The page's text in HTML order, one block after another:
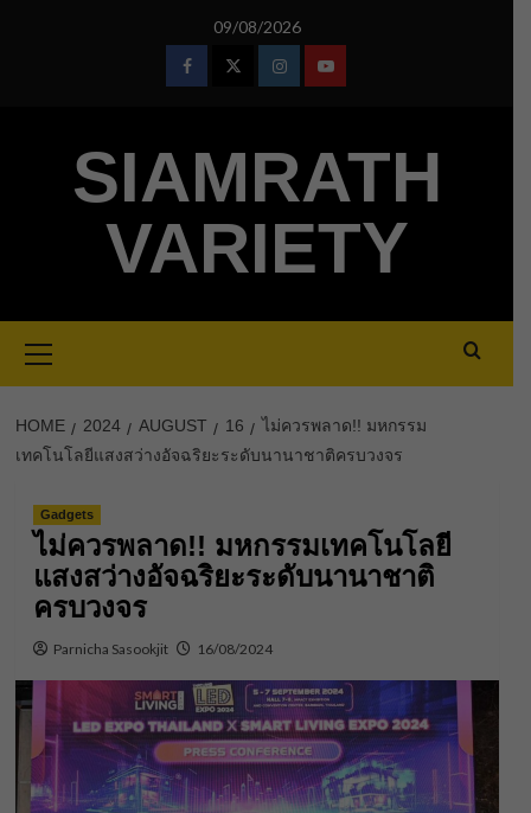
09/08/2026
FacebookTwitterInstagramYoutube
SIAMRATH
VARIETY
Menu
HOME 2024 AUGUST 16
ไม่ควรพลาด!! มหกรรม
เทคโนโลยีแสงสว่างอัจฉริยะระดับนานาชาติครบวงจร
Gadgets
ไม่ควรพลาด!! มหกรรมเทคโนโลยี
แสงสว่างอัจฉริยะระดับนานาชาติ
ครบวงจร
Parnicha Sasookjit 16/08/2024